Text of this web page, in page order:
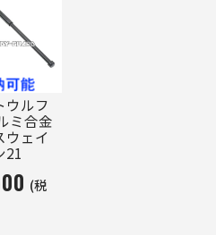
ウルフ
ミ合金
ウェイ
21
(税